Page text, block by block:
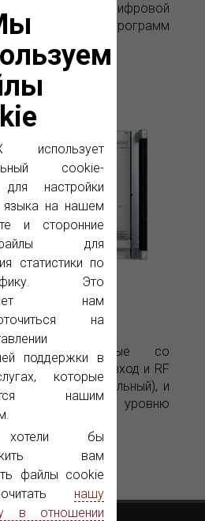
использует
cookie-
настройки
на нашем
и сторонние
файлы для
статистики по
Это
нам
на
поддержки в
которые
нашим
бы
вам
файлы cookie
нашу
в отношении
аналоговый или цифровой
T с более 200 программ
совместимые со
имеют ASI-TS вход и RF
(VHF опциональный), и
по частоте и уровню